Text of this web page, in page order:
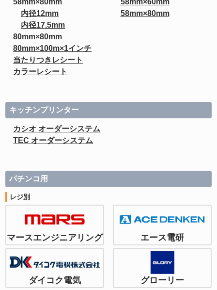
58mm×80mm
内径12mm
内径17.5mm
80mm×80mm
80mm×100m×1インチ
当たりつきレシート
カラーレシート
58mm×60mm
58mm×80mm
キッチンプリンター
カシオ オーダーシステム
TEC オーダーシステム
パチンコ用
レジ別
マースエンジニアリング エース電研
ダイコク電気 グローリー